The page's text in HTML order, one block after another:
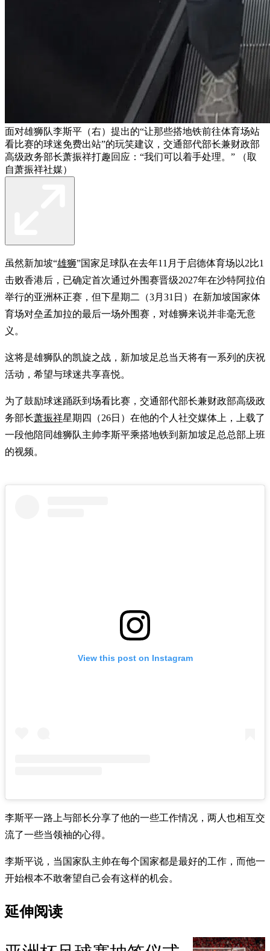
面对雄狮队李斯平（右）提出的“让那些搭地铁前往体育场站
看比赛的球迷免费出站”的玩笑建议，交通部代部长兼财政部
高级政务部长萧振祥打趣回应：“我们可以着手处理。” （取
自萧振祥社媒）
虽然新加坡“雄狮”国家足球队在去年11月于启德体育场以2比1
击败香港后，已确定首次通过外围赛晋级2027年在沙特阿拉伯
举行的亚洲杯正赛，但下星期二（3月31日）在新加坡国家体
育场对垒孟加拉的最后一场外围赛，对雄狮来说并非毫无意
义。
这将是雄狮队的凯旋之战，新加坡足总当天将有一系列的庆祝
活动，希望与球迷共享喜悦。
为了鼓励球迷踊跃到场看比赛，交通部代部长兼财政部高级政
务部长萧振祥星期四（26日）在他的个人社交媒体上，上载了
一段他陪同雄狮队主帅李斯平乘搭地铁到新加坡足总总部上班
的视频。
View this post on Instagram
李斯平一路上与部长分享了他的一些工作情况，两人也相互交
流了一些当领袖的心得。
李斯平说，当国家队主帅在每个国家都是最好的工作，而他一
开始根本不敢奢望自己会有这样的机会。
延伸阅读